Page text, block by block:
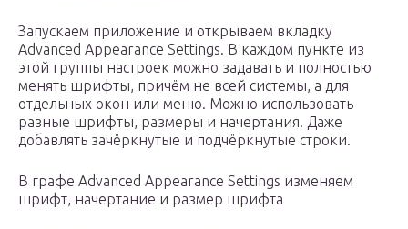
Запускаем приложение и открываем вкладку
Advanced Appearance Settings. В каждом пункте из
этой группы настроек можно задавать и полностью
менять шрифты, причём не всей системы, а для
отдельных окон или меню. Можно использовать
разные шрифты, размеры и начертания. Даже
добавлять зачёркнутые и подчёркнутые строки.
В графе Advanced Appearance Settings изменяем
шрифт, начертание и размер шрифта